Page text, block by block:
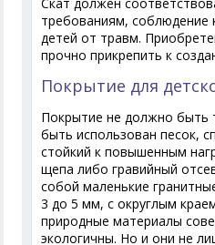
требованиям, соблюдение
детей от травм.
прочно прикрепить к
Покрытие для
Покрытие не должно
быть использован песок,
стойкий к повышенным
щепа либо гравийный
собой маленькие
3 до 5 мм, с округлым
природные материалы
экологичны. Но и они не